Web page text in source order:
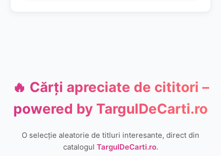
🔥 Cărți apreciate de cititori –
powered by TargulDeCarti.ro
O selecție aleatorie de titluri interesante, direct din
catalogul TargulDeCarti.ro.